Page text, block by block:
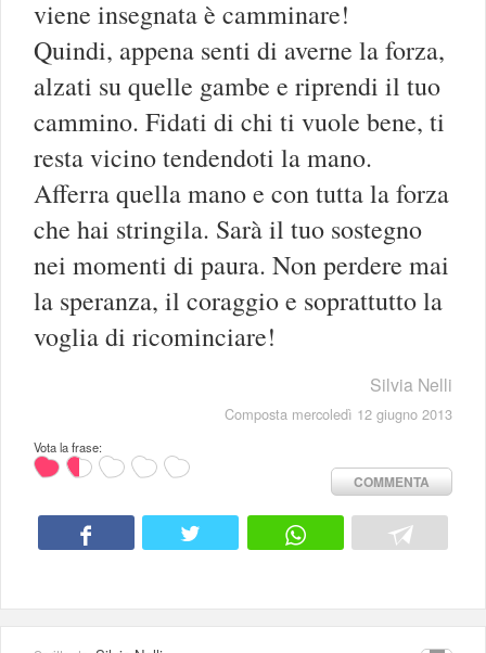
viene insegnata è camminare!
Quindi, appena senti di averne la forza,
alzati su quelle gambe e riprendi il tuo
cammino. Fidati di chi ti vuole bene, ti
resta vicino tendendoti la mano.
Afferra quella mano e con tutta la forza
che hai stringila. Sarà il tuo sostegno
nei momenti di paura. Non perdere mai
la speranza, il coraggio e soprattutto la
voglia di ricominciare!
Silvia Nelli
Composta mercoledì 12 giugno 2013
Vota la frase:
COMMENTA